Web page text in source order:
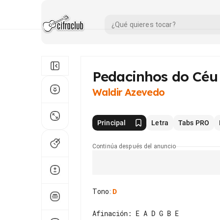
Pedacinhos do Céu
Waldir Azevedo
Principal Letra Tabs PRO
Continúa después del anuncio
Tono: D
Afinación: E A D G B E